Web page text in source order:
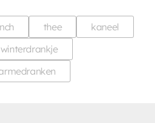
thee
kaneel
winterdrankje